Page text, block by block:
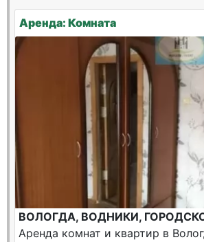
Аренда: Комната
ВОЛОГДА, ВОДНИКИ,
Аренда комнат и квартир в